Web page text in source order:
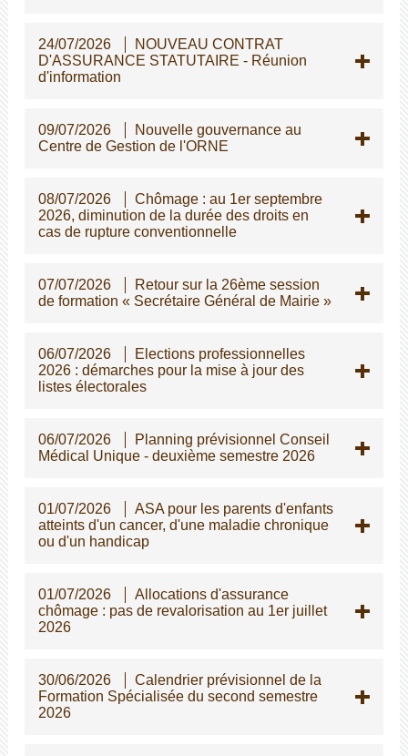
24/07/2026
NOUVEAU CONTRAT
D'ASSURANCE STATUTAIRE - Réunion
d'information
09/07/2026
Nouvelle gouvernance au
Centre de Gestion de l'ORNE
08/07/2026
Chômage : au 1er septembre
2026, diminution de la durée des droits en
cas de rupture conventionnelle
07/07/2026
Retour sur la 26ème session
de formation « Secrétaire Général de Mairie »
06/07/2026
Elections professionnelles
2026 : démarches pour la mise à jour des
listes électorales
06/07/2026
Planning prévisionnel Conseil
Médical Unique - deuxième semestre 2026
01/07/2026
ASA pour les parents d'enfants
atteints d'un cancer, d'une maladie chronique
ou d'un handicap
01/07/2026
Allocations d'assurance
chômage : pas de revalorisation au 1er juillet
2026
30/06/2026
Calendrier prévisionnel de la
Formation Spécialisée du second semestre
2026